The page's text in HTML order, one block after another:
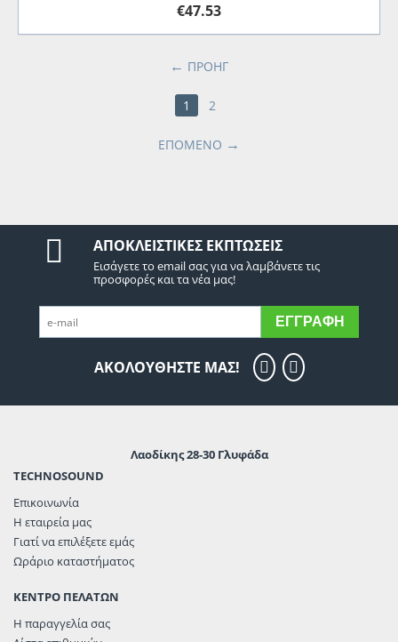
€47.53
ΠΡΟΗΓ
1 2
ΕΠΌΜΕΝΟ
ΑΠΟΚΛΕΙΣΤΙΚΈΣ ΕΚΠΤΏΣΕΙΣ
Εισάγετε το email σας για να λαμβάνετε τις
προσφορές και τα νέα μας!
ΕΓΓΡΑΦΉ
ΑΚΟΛΟΥΘΗΣΤΕ ΜΑΣ!
Λαοδίκης 28-30 Γλυφάδα
TECHNOSOUND
Επικοινωνία
Η εταιρεία μας
Γιατί να επιλέξετε εμάς
Ωράριο καταστήματος
ΚΕΝΤΡΟ ΠΕΛΑΤΩΝ
Η παραγγελία σας